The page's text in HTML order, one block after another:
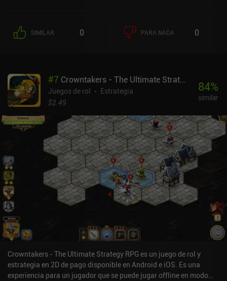
cuadriculado en el que nos turnamos para movernos y atacar con
todas nuestras unidades. Como recompensa por ganar, nuestras
podemos entrar en ciudades para hablar con los PNJ, adquirir
nuevas misiones o incluso entrar en nuestro propio castillo. Así
que, aunque la historia es muy lineal, el mapa del mundo
castillo realmente abre el juego, permitiéndonos fabricar objetos,
comprar y vender recursos, subir rápidamente de nivel a nuevas
unidades enviándolas a misiones de entrenamiento, y mucho más.
De hecho, hay un nivel de profundidad en la jugabilidad que
normalmente se ve en los MMORPG. El juego es bastante hardcore,
pero también es extrañamente difícil de dejar, ya que la historia
nos empuja constantemente hacia adelante. Los mayores
inconvenientes son que la interfaz es confusa y que la traducción
al inglés no es perfecta.Knights of Ages se monetiza a través de
varios iAP que proporcionan recursos adicionales, lo que hace que
el juego sea menos grindy. El juego se puede disfrutar como
jugador libre, pero sugiero mantenerse alejado de la arena PvP que
está dominada por jugadores mayores. En general, es un concepto
muy interesante, y el juego se acerca bastante a llevarlo a cabo
con éxito.
SIMILAR 0 PARA NADA 0
#7 Crowntakers - The Ultimate Strategy RPG
Juegos de rol
Estrategia
$2.49
84%
similar
Crowntakers - The Ultimate Strategy RPG es un juego de rol y
estrategia en 2D de pago disponible en Android e iOS. Es una
experiencia para un jugador que se puede jugar offline en modo